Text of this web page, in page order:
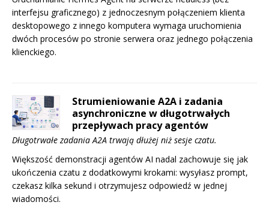
interfejsu graficznego) z jednoczesnym połączeniem klienta
desktopowego z innego komputera wymaga uruchomienia
dwóch procesów po stronie serwera oraz jednego połączenia
klienckiego.
Strumieniowanie A2A i zadania
asynchroniczne w długotrwałych
przepływach pracy agentów
Długotrwałe zadania A2A trwają dłużej niż sesje czatu.
Większość demonstracji agentów AI nadal zachowuje się jak
ukończenia czatu z dodatkowymi krokami: wysyłasz prompt,
czekasz kilka sekund i otrzymujesz odpowiedź w jednej
wiadomości.